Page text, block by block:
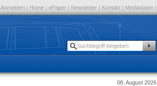
Anmelden | Home | ePaper | Newsletter | Kontakt | Mediadaten |
08. August 2026